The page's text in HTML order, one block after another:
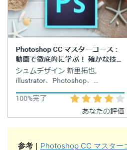
参考 ｜ Photoshop CC マスター